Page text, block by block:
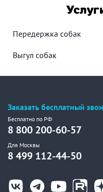
Передержка собак
Выгул собак
Заказать бесплатный
Бесплатно по РФ
8 800 200-60-57
Для Москвы
8 499 112-44-50